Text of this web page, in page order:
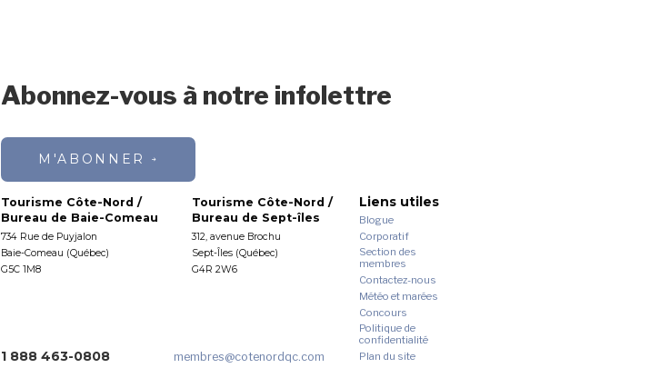
Abonnez-vous à notre infolettre
M'ABONNER
Tourisme Côte-Nord /
Bureau de Baie-Comeau
734 Rue de Puyjalon
Baie-Comeau (Québec)
G5C 1M8
Tourisme Côte-Nord /
Bureau de Sept-îles
312, avenue Brochu
Sept-Îles (Québec)
G4R 2W6
Liens utiles
Blogue
Corporatif
Section des
membres
Contactez-nous
Météo et marées
Concours
Politique de
confidentialité
Plan du site
1 888 463-0808 membres@cotenordqc.com